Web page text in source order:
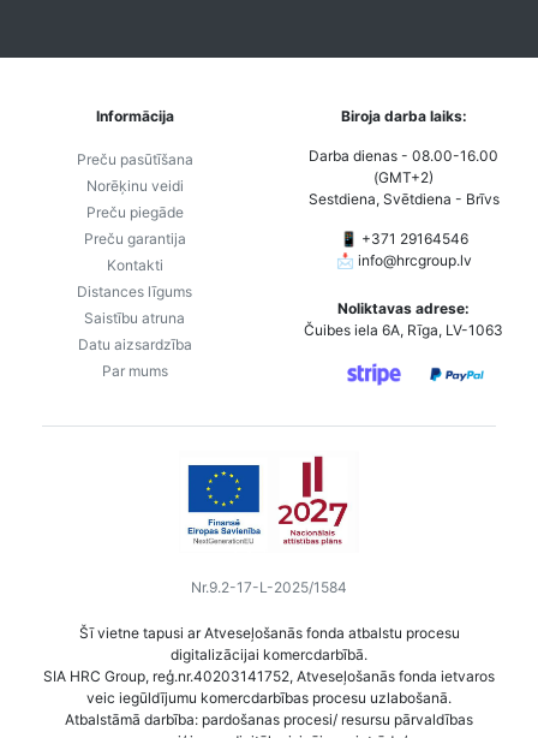
Informācija
Preču pasūtīšana
Norēķinu veidi
Preču piegāde
Preču garantija
Kontakti
Distances līgums
Saistību atruna
Datu aizsardzība
Par mums
Biroja darba laiks:
Darba dienas - 08.00-16.00
(GMT+2)
Sestdiena, Svētdiena - Brīvs
📱 +371 29164546
📩 info@hrcgroup.lv
Noliktavas adrese:
Čuibes iela 6A, Rīga, LV-1063
Nr.9.2-17-L-2025/1584
Šī vietne tapusi ar Atveseļošanās fonda atbalstu procesu
digitalizācijai komercdarbībā.
SIA HRC Group, reģ.nr.40203141752, Atveseļošanās fonda ietvaros
veic iegūldījumu komercdarbības procesu uzlabošanā.
Atbalstāmā darbība: pardošanas procesi/ resursu pārvaldības